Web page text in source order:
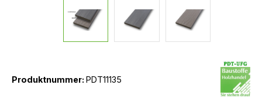
Produktnummer: PDT11135